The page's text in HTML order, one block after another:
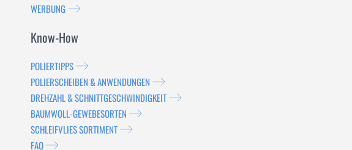
WERBUNG
Know-How
POLIERTIPPS
POLIERSCHEIBEN & ANWENDUNGEN
DREHZAHL & SCHNITTGESCHWINDIGKEIT
BAUMWOLL-GEWEBESORTEN
SCHLEIFVLIES SORTIMENT
FAQ